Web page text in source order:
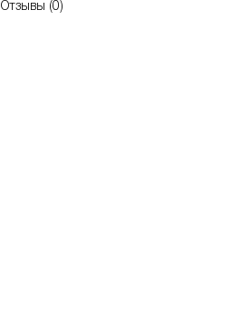
Отзывы (0)